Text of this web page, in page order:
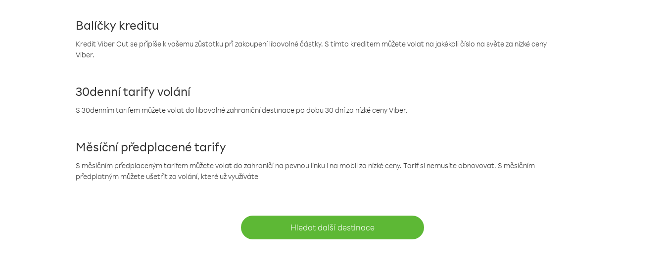
Balíčky kreditu
Kredit Viber Out se připíše k vašemu zůstatku při zakoupení libovolné částky. S tímto kreditem můžete volat na jakékoli číslo na světe za nízké ceny
Viber.
30denní tarify volání
S 30denním tarifem můžete volat do libovolné zahraniční destinace po dobu 30 dní za nízké ceny Viber.
Měsíční předplacené tarify
S měsíčním předplaceným tarifem můžete volat do zahraničí na pevnou linku i na mobil za nízké ceny. Tarif si nemusíte obnovovat. S měsíčním
předplatným můžete ušetřit za volání, které už využíváte
Hledat další destinace